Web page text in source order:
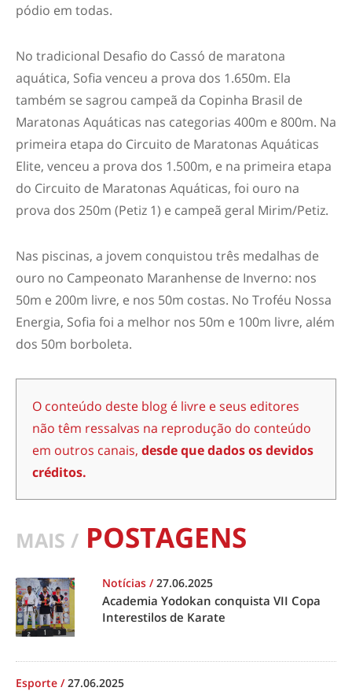
pódio em todas.
No tradicional Desafio do Cassó de maratona
aquática, Sofia venceu a prova dos 1.650m. Ela
também se sagrou campeã da Copinha Brasil de
Maratonas Aquáticas nas categorias 400m e 800m. Na
primeira etapa do Circuito de Maratonas Aquáticas
Elite, venceu a prova dos 1.500m, e na primeira etapa
do Circuito de Maratonas Aquáticas, foi ouro na
prova dos 250m (Petiz 1) e campeã geral Mirim/Petiz.
Nas piscinas, a jovem conquistou três medalhas de
ouro no Campeonato Maranhense de Inverno: nos
50m e 200m livre, e nos 50m costas. No Troféu Nossa
Energia, Sofia foi a melhor nos 50m e 100m livre, além
dos 50m borboleta.
O conteúdo deste blog é livre e seus editores
não têm ressalvas na reprodução do conteúdo
em outros canais, desde que dados os devidos
créditos.
MAIS / POSTAGENS
Notícias /27.06.2025
Academia Yodokan conquista VII Copa
Interestilos de Karate
Esporte /27.06.2025